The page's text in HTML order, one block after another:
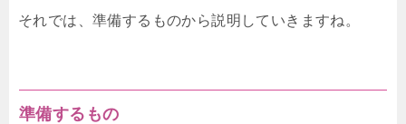
それでは、準備するものから説明していきますね。
準備するもの